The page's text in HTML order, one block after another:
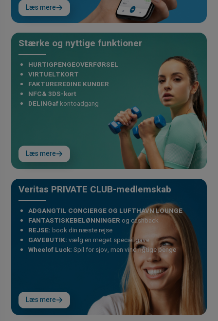
Læs mere
Stærke og nyttige funktioner
HURTIGPENGEOVERFØRSEL
VIRTUELTKORT
FAKTUREREDINE KUNDER
NFC& 3DS-kort
DELINGaf kontoadgang
Læs mere
Veritas PRIVATE CLUB-medlemskab
ADGANGTIL CONCIERGE OG LUFTHAVN LOUNGE
FANTASTISKEBELØNNINGER og cashback
REJSE: book din næste rejse
GAVEBUTIK: vælg en meget speciel gave
Wheelof Luck: Spil for sjov, men vind rigtige penge
Læs mere